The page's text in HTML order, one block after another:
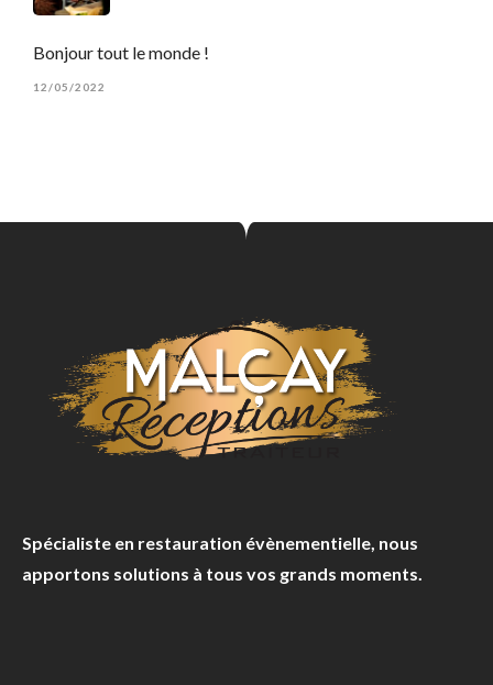
Bonjour tout le monde !
12/05/2022
Spécialiste en restauration évènementielle, nous
apportons solutions à tous vos grands moments.